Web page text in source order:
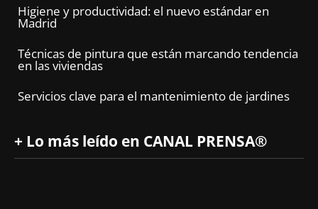
Higiene y productividad: el nuevo estándar en
Madrid
Técnicas de pintura que están marcando tendencia
en las viviendas
Servicios clave para el mantenimiento de jardines
+ Lo más leído en CANAL PRENSA®